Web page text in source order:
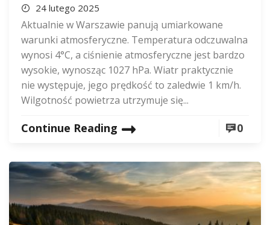
24 lutego 2025
Aktualnie w Warszawie panują umiarkowane
warunki atmosferyczne. Temperatura odczuwalna
wynosi 4°C, a ciśnienie atmosferyczne jest bardzo
wysokie, wynosząc 1027 hPa. Wiatr praktycznie
nie występuje, jego prędkość to zaledwie 1 km/h.
Wilgotność powietrza utrzymuje się...
Continue Reading 0